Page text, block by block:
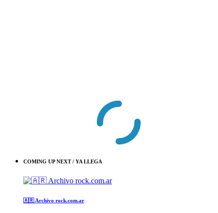
COMING UP NEXT / YA LLEGA
🇦🇷 Archivo rock.com.ar